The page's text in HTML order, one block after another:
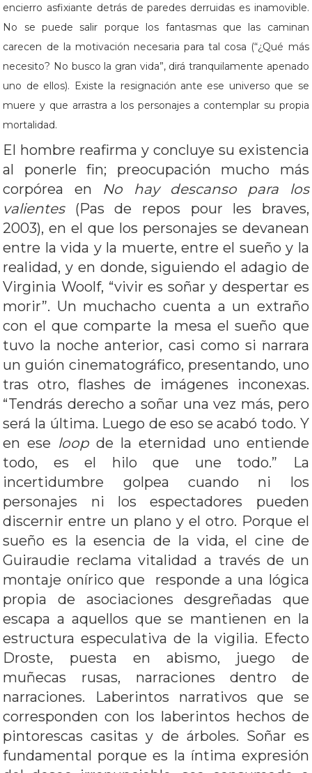
encierro asfixiante detrás de paredes derruidas es inamovible.
No se puede salir porque los fantasmas que las caminan
carecen de la motivación necesaria para tal cosa (“¿Qué más
necesito? No busco la gran vida”, dirá tranquilamente apenado
uno de ellos). Existe la resignación ante ese universo que se
muere y que arrastra a los personajes a contemplar su propia
mortalidad.
El hombre reafirma y concluye su existencia
al ponerle fin; preocupación mucho más
corpórea en No hay descanso para los
valientes(Pas de repos pour les braves,
2003), en el que los personajes se devanean
entre la vida y la muerte, entre el sueño y la
realidad, y en donde, siguiendo el adagio de
Virginia Woolf, “vivir es soñar y despertar es
morir”. Un muchacho cuenta a un extraño
con el que comparte la mesa el sueño que
tuvo la noche anterior, casi como si narrara
un guión cinematográfico, presentando, uno
tras otro, flashes de imágenes inconexas.
“Tendrás derecho a soñar una vez más, pero
será la última. Luego de eso se acabó todo. Y
en ese loopde la eternidad uno entiende
todo, es el hilo que une todo.” La
incertidumbre golpea cuando ni los
personajes ni los espectadores pueden
discernir entre un plano y el otro. Porque el
sueño es la esencia de la vida, el cine de
Guiraudie reclama vitalidad a través de un
montaje onírico que responde a una lógica
propia de asociaciones desgreñadas que
escapa a aquellos que se mantienen en la
estructura especulativa de la vigilia. Efecto
Droste, puesta en abismo, juego de
muñecas rusas, narraciones dentro de
narraciones. Laberintos narrativos que se
corresponden con los laberintos hechos de
pintorescas casitas y de árboles. Soñar es
fundamental porque es la íntima expresión